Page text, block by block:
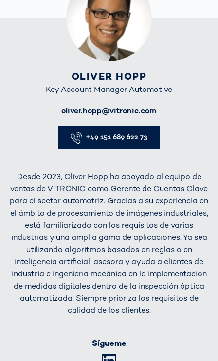
OLIVER HOPP
Key Account Manager Automotive
oliver.hopp@vitronic.com
+49 151 689 622 73
Desde 2023, Oliver Hopp ha apoyado al equipo de
ventas de VITRONIC como Gerente de Cuentas Clave
para el sector automotriz. Gracias a su experiencia en
el ámbito de procesamiento de imágenes industriales,
está familiarizado con los requisitos de varias
industrias y una amplia gama de aplicaciones. Ya sea
utilizando algoritmos basados en reglas o en
inteligencia artificial, asesora y ayuda a clientes de
industria e ingeniería mecánica en la implementación
de medidas digitales dentro de la inspección óptica
automatizada. Siempre prioriza los requisitos de
calidad de los clientes.
Sígueme